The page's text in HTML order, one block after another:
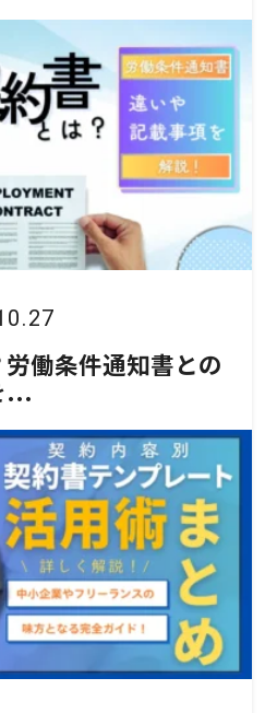
働条件通知書との
...